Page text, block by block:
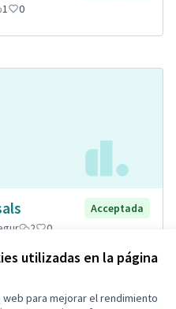
utilizadas en la página
para mejorar el rendimiento
1 0
Acceptada
2 0